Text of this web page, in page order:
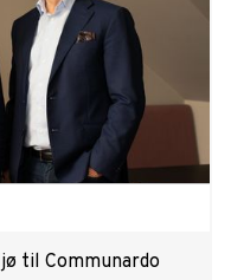
til Communardo